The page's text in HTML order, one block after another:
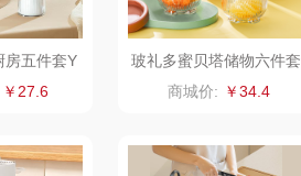
小胖爪 有色
泉尔思 润培
邻家饭香 赫兰希
房五件套Y
￥27.6
玻礼多蜜贝塔储物六件套
W-BT/L6
商城价: ￥34.4